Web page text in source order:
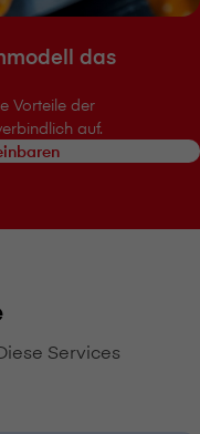
das
Vorteile der
auf.
Services